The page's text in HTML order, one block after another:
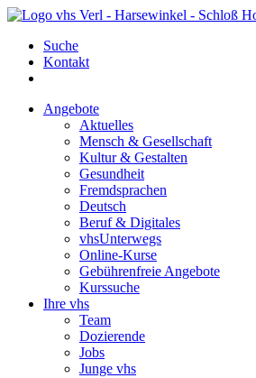
Suche
Kontakt
Angebote
Aktuelles
Mensch & Gesellschaft
Kultur & Gestalten
Gesundheit
Fremdsprachen
Deutsch
Beruf & Digitales
vhsUnterwegs
Online-Kurse
Gebührenfreie Angebote
Kurssuche
Ihre vhs
Team
Dozierende
Jobs
Junge vhs